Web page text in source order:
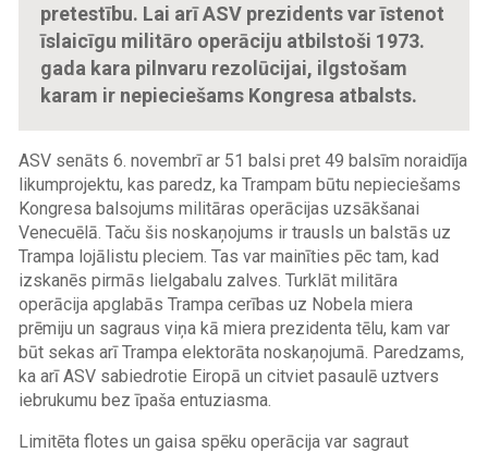
pretestību. Lai arī ASV prezidents var īstenot
īslaicīgu militāro operāciju atbilstoši 1973.
gada kara pilnvaru rezolūcijai, ilgstošam
karam ir nepieciešams Kongresa atbalsts.
ASV senāts 6. novembrī ar 51 balsi pret 49 balsīm noraidīja
likumprojektu, kas paredz, ka Trampam būtu nepieciešams
Kongresa balsojums militāras operācijas uzsākšanai
Venecuēlā. Taču šis noskaņojums ir trausls un balstās uz
Trampa lojālistu pleciem. Tas var mainīties pēc tam, kad
izskanēs pirmās lielgabalu zalves. Turklāt militāra
operācija apglabās Trampa cerības uz Nobela miera
prēmiju un sagraus viņa kā miera prezidenta tēlu, kam var
būt sekas arī Trampa elektorāta noskaņojumā. Paredzams,
ka arī ASV sabiedrotie Eiropā un citviet pasaulē uztvers
iebrukumu bez īpaša entuziasma.
Limitēta flotes un gaisa spēku operācija var sagraut